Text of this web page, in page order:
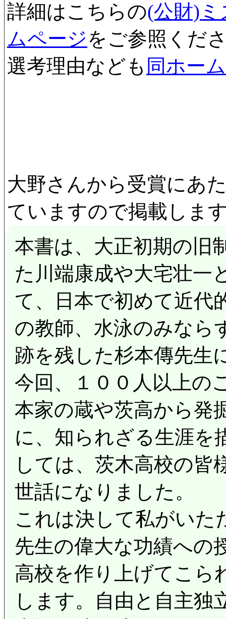
詳細はこちらの(公財)
ムページをご参照くだ
選考理由なども 同ホー
大野さんから受賞にあ
ていますので掲載しま
本書は、大正初期の旧
た川端康成や大宅壮一
て、日本で初めて近代
の教師、水泳のみなら
跡を残した杉本傳先生
今回、１００人以上の
本家の蔵や茨高から発
に、知られざる生涯を
しては、茨木高校の皆
世話になりました。
これは決して私がいた
先生の偉大な功績への
高校を作り上げてこら
します。自由と自主独